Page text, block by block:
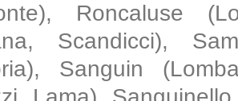
Roncaluse
Scandicci),
Sanguin